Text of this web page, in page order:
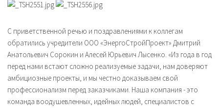
С приветственной речью и поздравлениями к коллегам
обратились учредители ООО «ЭнергоСтройПроект» Дмитрий
Анатольевич Сорокин и Алесей Юрьевич Лысенко. «Из года в год
перед нами встают сложно реализуемые задачи, нам доверяют
амбициозные проекты, и мы честно доказываем свой
профессионализм перед заказчиками. Наша компания - это
команда воодушевленных, идейных людей, специалистов с